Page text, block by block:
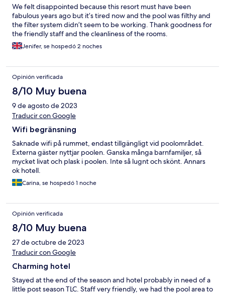
We felt disappointed because this resort must have been
fabulous years ago but it’s tired now and the pool was filthy and
the filter system didn’t seem to be working. Thank goodness for
the friendly staff and the cleanliness of the rooms.
Jenifer, se hospedó 2 noches
Opinión verificada
8/10 Muy buena
9 de agosto de 2023
Traducir con Google
Wifi begränsning
Saknade wifi på rummet, endast tillgängligt vid poolområdet.
Externa gäster nyttjar poolen. Ganska många barnfamiljer, så
mycket livat och plask i poolen. Inte så lugnt och skönt. Annars
ok hotell.
Carina, se hospedó 1 noche
Opinión verificada
8/10 Muy buena
27 de octubre de 2023
Traducir con Google
Charming hotel
Stayed at the end of the season and hotel probably in need of a
little post season TLC. Staff very friendly, we had the pool area to